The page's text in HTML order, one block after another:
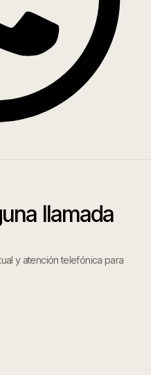
llamada
y atención telefónica para